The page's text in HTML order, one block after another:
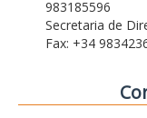
983185596
Secretaria de
Fax: +34